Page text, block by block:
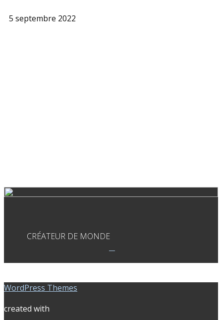
5 septembre 2022
CRÉATEUR DE MONDE
WordPress Themes
created with